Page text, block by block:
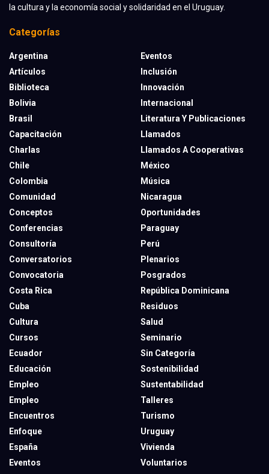
la cultura y la economía social y solidaridad en el Uruguay.
Categorías
Argentina
Artículos
Biblioteca
Bolivia
Brasil
Capacitación
Charlas
Chile
Colombia
Comunidad
Conceptos
Conferencias
Consultoría
Conversatorios
Convocatoria
Costa Rica
Cuba
Cultura
Cursos
Ecuador
Educación
Empleo
Empleo
Encuentros
Enfoque
España
Eventos
Eventos
Inclusión
Innovación
Internacional
Literatura Y Publicaciones
Llamados
Llamados A Cooperativas
México
Música
Nicaragua
Oportunidades
Paraguay
Perú
Plenarios
Posgrados
República Dominicana
Residuos
Salud
Seminario
Sin Categoría
Sostenibilidad
Sustentabilidad
Talleres
Turismo
Uruguay
Vivienda
Voluntarios